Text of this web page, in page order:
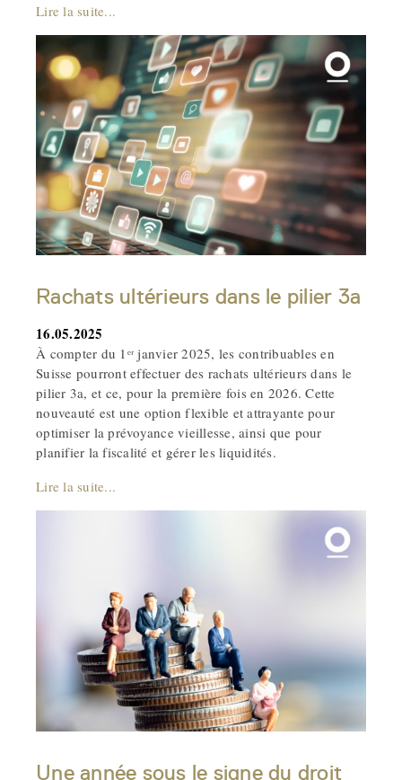
Lire la suite...
Rachats ultérieurs dans le pilier 3a
16.05.2025
À compter du 1ᵉʳ janvier 2025, les contribuables en
Suisse pourront effectuer des rachats ultérieurs dans le
pilier 3a, et ce, pour la première fois en 2026. Cette
nouveauté est une option flexible et attrayante pour
optimiser la prévoyance vieillesse, ainsi que pour
planifier la fiscalité et gérer les liquidités.
Lire la suite...
Une année sous le signe du droit